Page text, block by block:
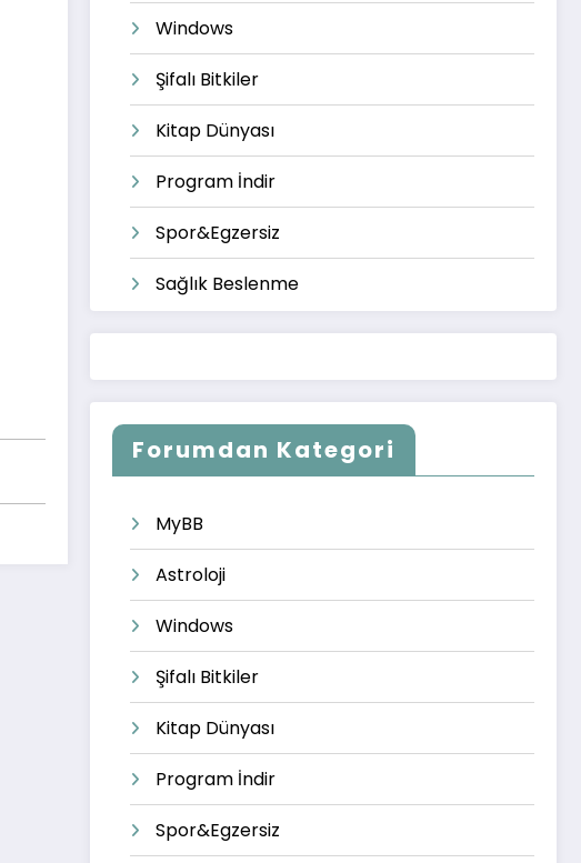
Windows
Şifalı Bitkiler
Kitap Dünyası
Program İndir
Spor&Egzersiz
Sağlık Beslenme
Forumdan Kategori
MyBB
Astroloji
Windows
Şifalı Bitkiler
Kitap Dünyası
Program İndir
Spor&Egzersiz